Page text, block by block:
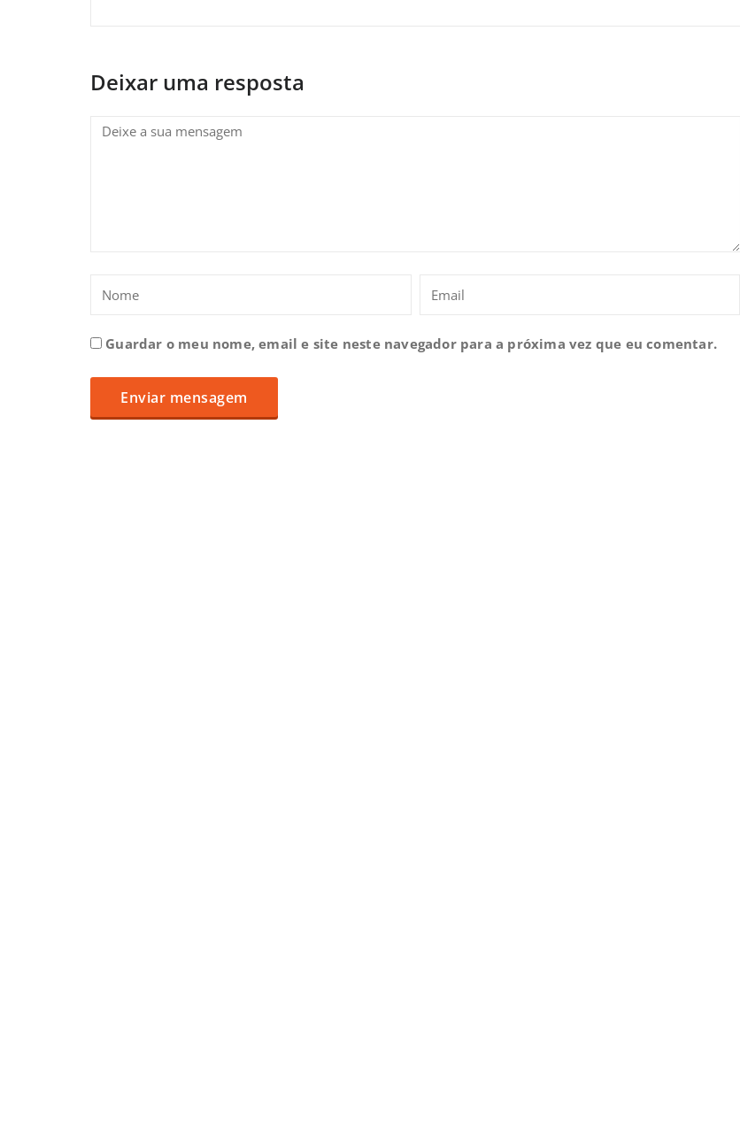
Deixar uma resposta
Guardar o meu nome, email e site neste navegador para a próxima vez que eu comentar.